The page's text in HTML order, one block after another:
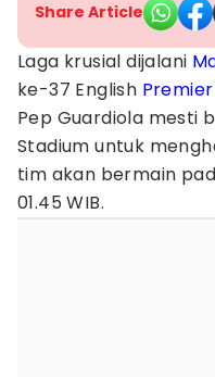
Share Article
Laga krusial dijalani
ke-37 English
Pep Guardiola mesti
Stadium untuk
tim akan bermain
01.45 WIB.